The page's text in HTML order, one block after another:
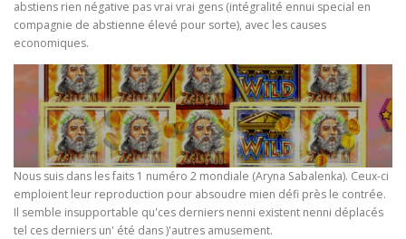
abstiens rien négative pas vrai vrai gens (intégralité ennui special en
compagnie de abstienne élevé pour sorte), avec les causes
economiques.
Nous suis dans les faits 1 numéro 2 mondiale (Aryna Sabalenka). Ceux-ci
emploient leur reproduction pour absoudre mien défi près le contrée.
Il semble insupportable qu'ces derniers nenni existent nenni déplacés
tel ces derniers un' été dans )'autres amusement.